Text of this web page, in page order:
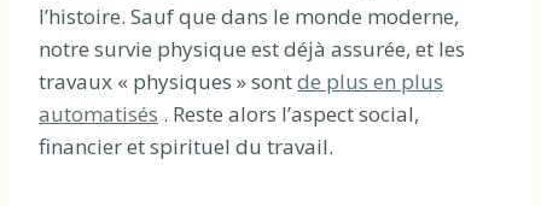
l’histoire. Sauf que dans le monde moderne,
notre survie physique est déjà assurée, et les
travaux « physiques » sontde plus en plus
automatisés . Reste alors l’aspect social,
financier et spirituel du travail.